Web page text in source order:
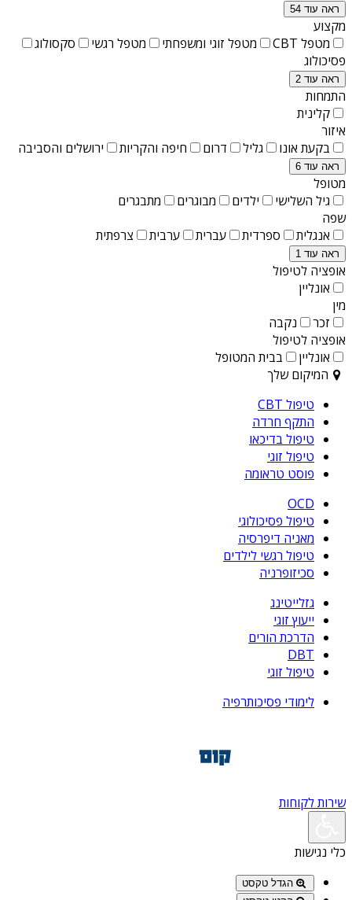
ראה עוד 54
מקצוע
מטפל CBT
מטפל זוגי ומשפחתי מטפל רגשי
סקסולוג
פסיכולוג
ראה עוד 2
התמחות
קלינית
איזור
בקעת אונו
גליל דרום חיפה והקריות ירושלים והסביבה
ראה עוד 6
מטופל
גיל השלישי
ילדים מבוגרים
מתבגרים
שפה
אנגלית
ספרדית עברית ערבית צרפתית
ראה עוד 1
אופציה לטיפול
אונליין
מין
זכר
נקבה
אופציה לטיפול
אונליין
בבית המטופל
המיקום שלך
טיפול CBT
התקף חרדה
טיפול בדיכאו
טיפול זוגי
פוסט טראומה
OCD
טיפול פסיכולוגי
מאניה דיפרסיה
טיפול רגשי לילדים
סכיזופרניה
גזלייטינג
ייעוץ זוגי
הדרכת הורים
DBT
טיפול זוגי
לימודי פסיכותרפיה
שירות לקוחות
כלי נגישות
הגדל טקסט